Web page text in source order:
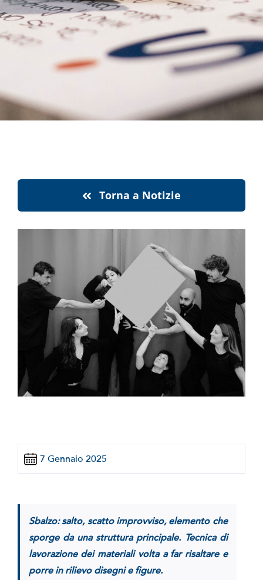
notizie
stranaragione
Cerca
Torna a Notizie
7 Gennaio 2025
Sbalzo: salto, scatto improvviso, elemento che
sporge da una struttura principale. Tecnica di
lavorazione dei materiali volta a far risaltare e
porre in rilievo disegni e figure.